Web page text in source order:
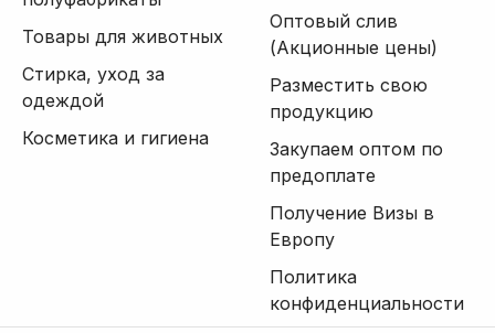
Товары для животных
Стирка, уход за
одеждой
Косметика и гигиена
Оптовый слив
(Акционные цены)
Разместить свою
продукцию
Закупаем оптом по
предоплате
Получение Визы в
Европу
Политика
конфиденциальности